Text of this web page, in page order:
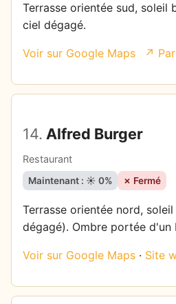
Terrasse orientée sud, soleil
ciel dégagé.
Voir sur Google Maps ↗
14. Alfred Burger
Restaurant
Maintenant : ☀️ 0% ✗ Fermé
Terrasse orientée nord,
dégagé). Ombre portée d'un
Voir sur Google Maps · Site